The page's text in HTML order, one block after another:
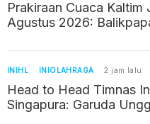
Prakiraan Cuaca Kaltim
Agustus 2026:
INIHL INIOLAHRAGA 2 jam lalu
Head to Head Timnas
Singapura: Garuda